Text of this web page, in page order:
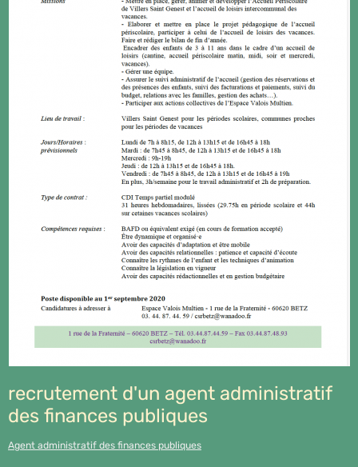
recrutement d'un agent administratif
des finances publiques
Agent administratif des finances publiques